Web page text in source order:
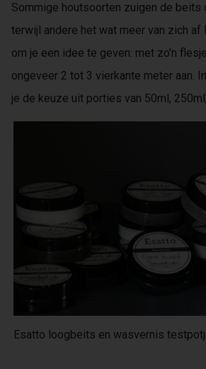
Sommige houtsoorten zuigen de beits
terwijl andere het wat meer van zich af
om je een idee te geven: met zo'n
ongeveer 2 tot 3 vierkante meter aan.
je de keuze uit porties van 50ml,
Esatto loogbeits en wasvernis